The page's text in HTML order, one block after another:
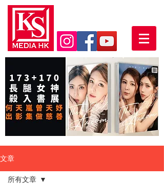
文章
所有文章